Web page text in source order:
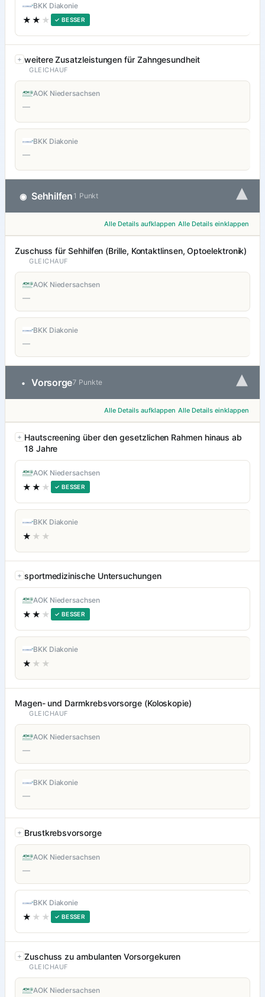
BKK Diakonie
★★ ★ ✓ BESSER
weitere Zusatzleistungen für Zahngesundheit
GLEICHAUF
AOK Niedersachsen
—
BKK Diakonie
—
◉ Sehhilfen 1 Punkt ▾
Alle Details aufklappen Alle Details einklappen
Zuschuss für Sehhilfen (Brille, Kontaktlinsen, Optoelektronik)
GLEICHAUF
AOK Niedersachsen
—
BKK Diakonie
—
• Vorsorge7 Punkte ▾
Alle Details aufklappen Alle Details einklappen
Hautscreening über den gesetzlichen Rahmen hinaus ab
18 Jahre
AOK Niedersachsen
★★ ★ ✓ BESSER
BKK Diakonie
★ ★★
sportmedizinische Untersuchungen
AOK Niedersachsen
★★ ★ ✓ BESSER
BKK Diakonie
★ ★★
Magen- und Darmkrebsvorsorge (Koloskopie)
GLEICHAUF
AOK Niedersachsen
—
BKK Diakonie
—
Brustkrebsvorsorge
AOK Niedersachsen
—
BKK Diakonie
★ ★★ ✓ BESSER
Zuschuss zu ambulanten Vorsorgekuren
GLEICHAUF
AOK Niedersachsen